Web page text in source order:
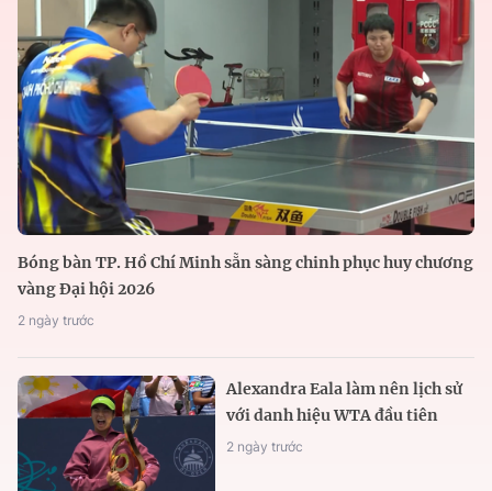
Bóng bàn TP. Hồ Chí Minh sẵn sàng chinh phục huy chương
vàng Đại hội 2026
2 ngày trước
Alexandra Eala làm nên lịch sử
với danh hiệu WTA đầu tiên
2 ngày trước